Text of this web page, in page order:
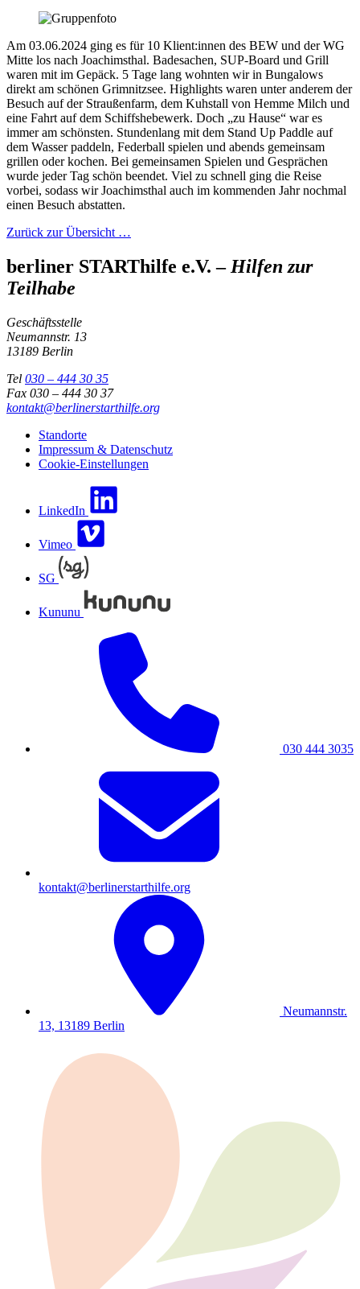
Am 03.06.2024 ging es für 10 Klient:innen des BEW und der WG
Mitte los nach Joachimsthal. Badesachen, SUP-Board und Grill
waren mit im Gepäck. 5 Tage lang wohnten wir in Bungalows
direkt am schönen Grimnitzsee. Highlights waren unter anderem der
Besuch auf der Straußenfarm, dem Kuhstall von Hemme Milch und
eine Fahrt auf dem Schiffshebewerk. Doch „zu Hause“ war es
immer am schönsten. Stundenlang mit dem Stand Up Paddle auf
dem Wasser paddeln, Federball spielen und abends gemeinsam
grillen oder kochen. Bei gemeinsamen Spielen und Gesprächen
wurde jeder Tag schön beendet. Viel zu schnell ging die Reise
vorbei, sodass wir Joachimsthal auch im kommenden Jahr nochmal
einen Besuch abstatten.
Zurück zur Übersicht …
berliner STARThilfe e.V. – Hilfen zur
Teilhabe
Geschäftsstelle
Neumannstr. 13
13189 Berlin
Tel 030 – 444 30 35
Fax 030 – 444 30 37
kontakt@berlinerstarthilfe.org
Standorte
Impressum & Datenschutz
Cookie-Einstellungen
LinkedIn
Vimeo
SG
Kununu
030 444 3035
kontakt@berlinerstarthilfe.org
Neumannstr.
13, 13189 Berlin